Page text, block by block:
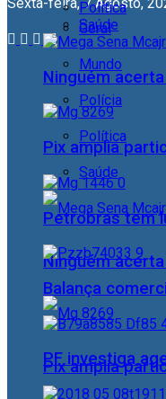
Geral
Mundo
Polícia
Política
Saúde
Ninguém
Pix amplia
Política
Saúde
Ninguém
Pix amplia
Petrobras tem
Balança
PF investiga